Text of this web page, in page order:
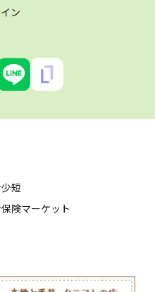
ン
短
険マーケット